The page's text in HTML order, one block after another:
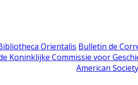
Orientalis Bulletin de
Koninklijke Commissie voor
American